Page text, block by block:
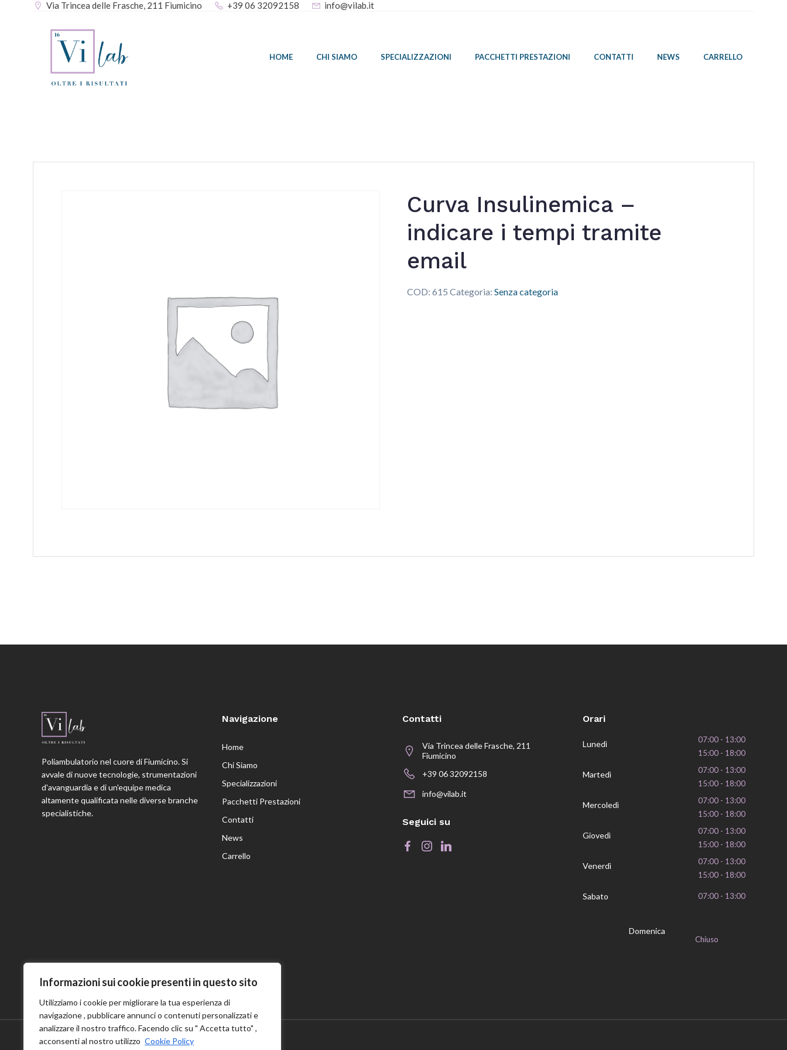
Informazioni sui cookie presenti in questo sito
Utilizziamo i cookie per migliorare la tua esperienza di
navigazione , pubblicare annunci o contenuti personalizzati e
analizzare il nostro traffico. Facendo clic su " Accetta tutto" ,
acconsenti al nostro utilizzo Cookie Policy
Via Trincea delle Frasche, 211 Fiumicino +39 06 32092158 info@vilab.it
HOME CHI SIAMO SPECIALIZZAZIONI PACCHETTI PRESTAZIONI CONTATTI NEWS CARRELLO
Curva Insulinemica –
indicare i tempi tramite
email
COD: 615 Categoria: Senza categoria
Poliambulatorio nel cuore di Fiumicino. Si
avvale di nuove tecnologie, strumentazioni
d'avanguardia e di un'equipe medica
altamente qualificata nelle diverse branche
specialistiche.
Navigazione
Home
Chi Siamo
Specializzazioni
Pacchetti Prestazioni
Contatti
News
Carrello
Contatti
Via Trincea delle Frasche, 211
Fiumicino
+39 06 32092158
info@vilab.it
Seguici su
Orari
Lunedì
07:00 - 13:00
15:00 - 18:00
Martedì
07:00 - 13:00
15:00 - 18:00
Mercoledì
07:00 - 13:00
15:00 - 18:00
Giovedì
07:00 - 13:00
15:00 - 18:00
Venerdì
07:00 - 13:00
15:00 - 18:00
Sabato 07:00 - 13:00
Domenica
Chiuso